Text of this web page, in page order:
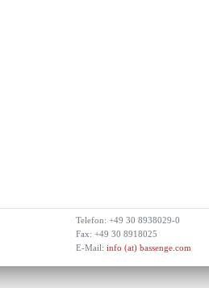
Telefon: +49 30 8938029-0
Fax: +49 30 8918025
E-Mail: info (at) bassenge.com